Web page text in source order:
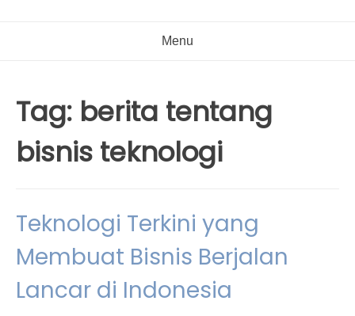
Menu
Tag: berita tentang
bisnis teknologi
Teknologi Terkini yang
Membuat Bisnis Berjalan
Lancar di Indonesia